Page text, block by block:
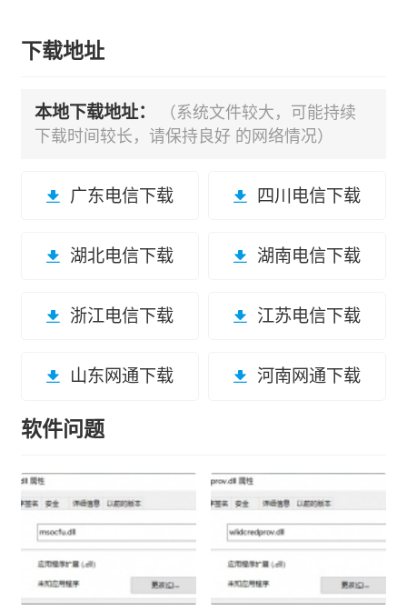
下载地址
本地下载地址：
（系统文件较大，可能持续
下载时间较长，请保持良好 的网络情况）
广东电信下载 四川电信下载
湖北电信下载 湖南电信下载
浙江电信下载 江苏电信下载
山东网通下载 河南网通下载
软件问题